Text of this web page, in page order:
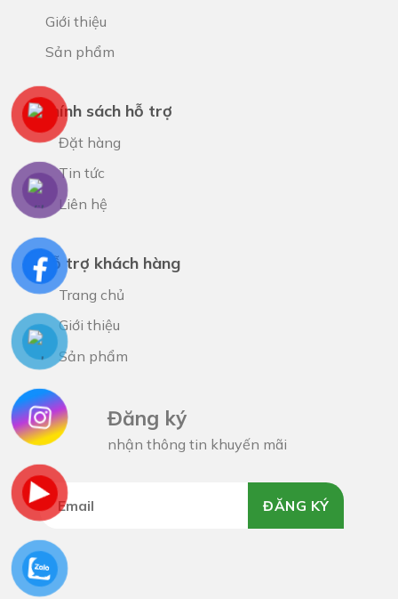
Giới thiệu
Sản phẩm
Chính sách hỗ trợ
Đặt hàng
Tin tức
Liên hệ
Hỗ trợ khách hàng
Trang chủ
Giới thiệu
Sản phẩm
Đăng ký
nhận thông tin khuyến mãi
ĐĂNG KÝ